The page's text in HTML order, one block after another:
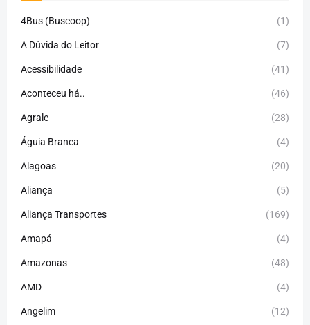
4Bus (Buscoop) (1)
A Dúvida do Leitor (7)
Acessibilidade (41)
Aconteceu há.. (46)
Agrale (28)
Águia Branca (4)
Alagoas (20)
Aliança (5)
Aliança Transportes (169)
Amapá (4)
Amazonas (48)
AMD (4)
Angelim (12)